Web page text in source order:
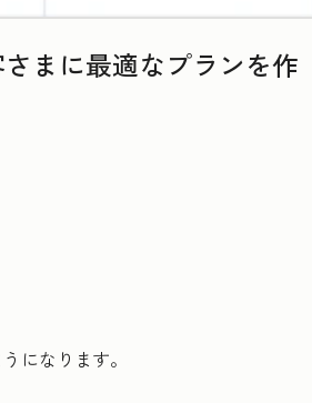
まに最適なプランを作
になります。